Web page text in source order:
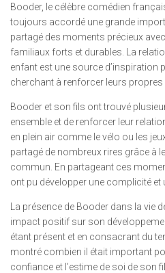
Booder, le célèbre comédien
toujours accordé une grande
partagé des moments précieux
familiaux forts et durables. La
enfant est une source d’inspiration
cherchant à renforcer leurs propres
Booder et son fils ont trouvé
ensemble et de renforcer leur
en plein air comme le vélo ou les
partagé de nombreux rires grâce à
commun. En partageant ces
ont pu développer une complicité et
La présence de Booder dans la vie
impact positif sur son
étant présent et en consacrant du
montré combien il était important
confiance et l’estime de soi de son